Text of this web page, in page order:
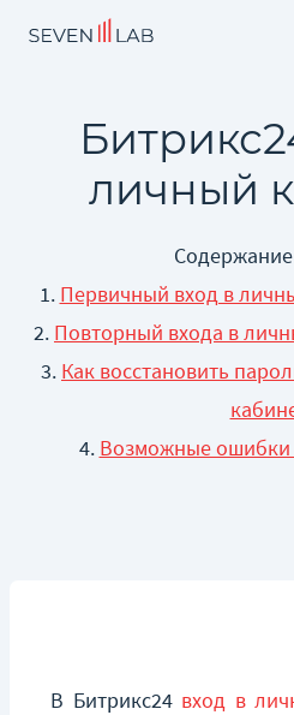
личный
Содержание
1. Первичный вход в
2. Повторный входа в
3. Как восстановить
4. Возможные ошибки
В Битрикс24 вход в